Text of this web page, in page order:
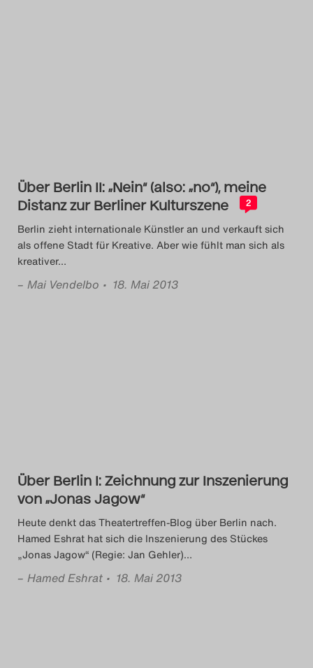
Über Berlin II: „Nein“ (also: „no“), meine
Distanz zur Berliner Kulturszene
2
Berlin zieht internationale Künstler an und verkauft sich
als offene Stadt für Kreative. Aber wie fühlt man sich als
kreativer…
– Mai Vendelbo • 18. Mai 2013
Über Berlin I: Zeichnung zur Inszenierung
von „Jonas Jagow“
Heute denkt das Theatertreffen-Blog über Berlin nach.
Hamed Eshrat hat sich die Inszenierung des Stückes
„Jonas Jagow“ (Regie: Jan Gehler)…
– Hamed Eshrat • 18. Mai 2013